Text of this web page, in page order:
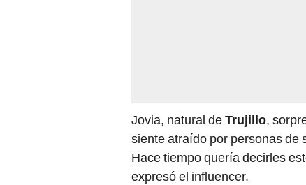
Jovia, natural deTrujillo,
siente atraído por personas de
Hace tiempo quería decirles
expresó el influencer.